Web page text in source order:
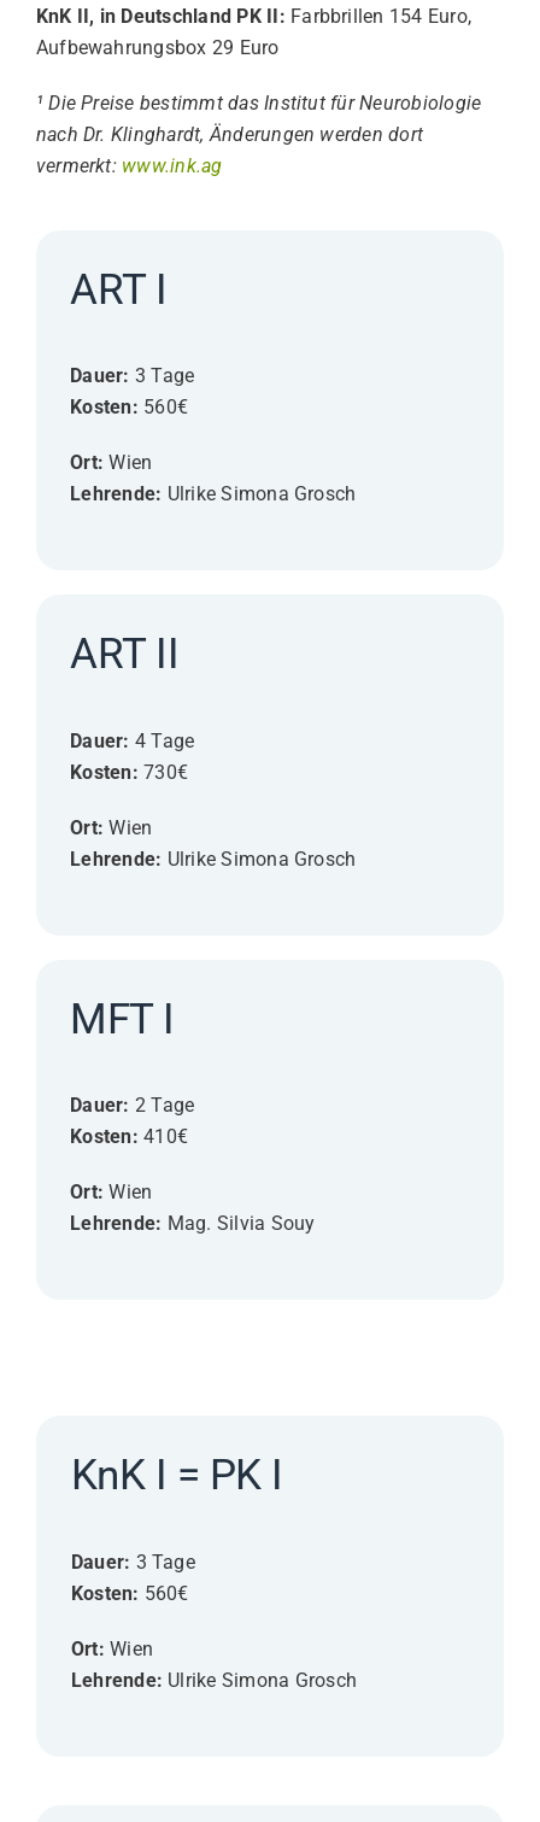
KnK II, in Deutschland PK II: Farbbrillen 154 Euro,
Aufbewahrungsbox 29 Euro
¹ Die Preise bestimmt das Institut für Neurobiologie
nach Dr. Klinghardt, Änderungen werden dort
vermerkt: www.ink.ag
ART I
Dauer: 3 Tage
Kosten: 560€
Ort: Wien
Lehrende: Ulrike Simona Grosch
ART II
Dauer: 4 Tage
Kosten: 730€
Ort: Wien
Lehrende: Ulrike Simona Grosch
MFT I
Dauer: 2 Tage
Kosten: 410€
Ort: Wien
Lehrende: Mag. Silvia Souy
KnK I = PK I
Dauer: 3 Tage
Kosten: 560€
Ort: Wien
Lehrende: Ulrike Simona Grosch